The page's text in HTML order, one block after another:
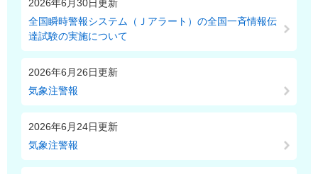
2026年6月30日更新
全国瞬時警報システム（Ｊアラート）の全国一斉情報伝
達試験の実施について
2026年6月26日更新
気象注警報
2026年6月24日更新
気象注警報